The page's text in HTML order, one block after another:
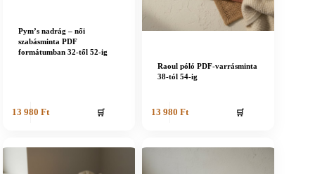
Pym’s nadrág – női
szabásminta PDF
formátumban 32-től 52-ig
13 980 Ft 🛒
Raoul póló PDF-varrásminta
38-tól 54-ig
13 980 Ft 🛒